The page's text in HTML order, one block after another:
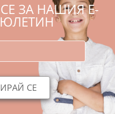
ЗА НАШИЯ E-